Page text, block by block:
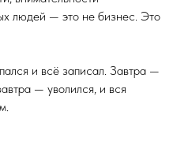
людей — это не бизнес. Это
и всё записал. Завтра —
— уволился, и вся